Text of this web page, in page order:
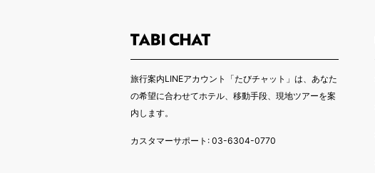
旅行案内LINEアカウント「たびチャット」は、あなた
の希望に合わせてホテル、移動手段、現地ツアーを案
内します。
カスタマーサポート: 03-6304-0770